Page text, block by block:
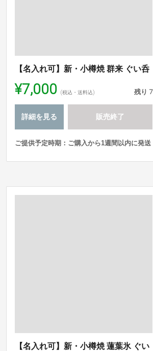
【名入れ可】新・小樽焼 群来 ぐい呑
¥7,000 (税込・送料込) 残り 7
詳細を見る 販売終了
ご提供予定時期：ご購入から1週間以内に発送
【名入れ可】新・小樽焼 蓮葉氷 ぐい